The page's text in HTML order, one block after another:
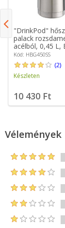
"DrinkPod"
palack
acélból, 0,45 L,
Grunwerg
Kód: HBG450SS
(2)
Készleten
10 430 Ft
Vélemények